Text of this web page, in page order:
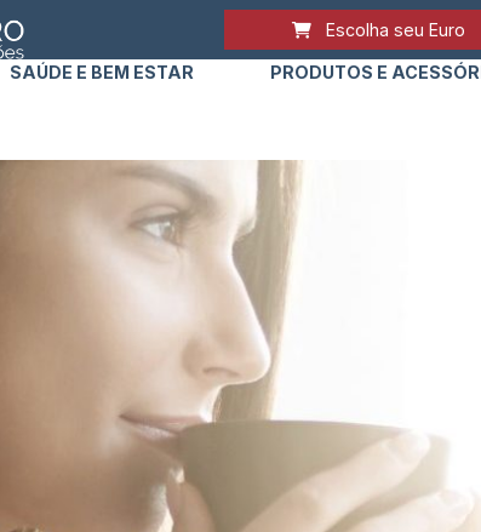
Escolha seu Euro
SAÚDE E BEM ESTAR PRODUTOS E